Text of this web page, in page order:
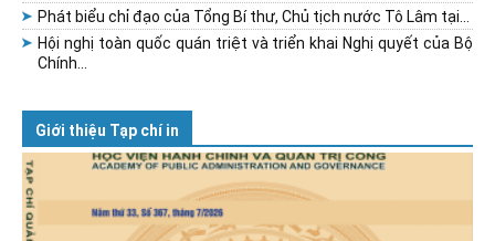
Phát biểu chỉ đạo của Tổng Bí thư, Chủ tịch nước Tô Lâm tại...
Hội nghị toàn quốc quán triệt và triển khai Nghị quyết của Bộ
Chính...
Giới thiệu Tạp chí in